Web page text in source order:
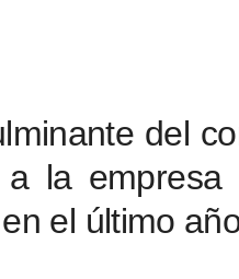
del
la empresa
el último